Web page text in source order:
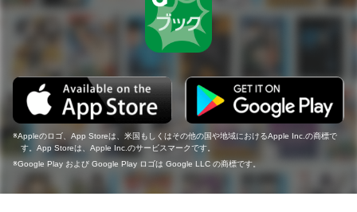
Appleのロゴ、App Storeは、米国もしくはその他の国や地域におけるApple Inc.の商標で
す。App Storeは、Apple Inc.のサービスマークです。
Google Play および Google Play ロゴは Google LLC の商標です。